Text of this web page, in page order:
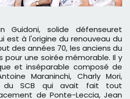
est à l'origine du renouveau du
des années 70, les anciens du
pour une soirée mémorable. Il y
et inséparable composé de
Maraninchi, Charly Mori,
du SCB qui avait fait tout
de Ponte-Leccia, Jean